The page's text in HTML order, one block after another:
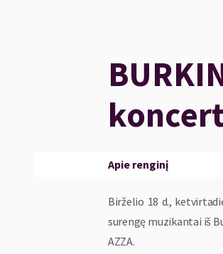
Apie renginį
Birželio 18 d.,
surengę muzikantai iš
AZZA.